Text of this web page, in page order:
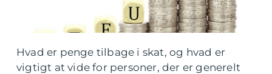
Hvad er penge tilbage i skat, og hvad er
vigtigt at vide for personer, der er generelt